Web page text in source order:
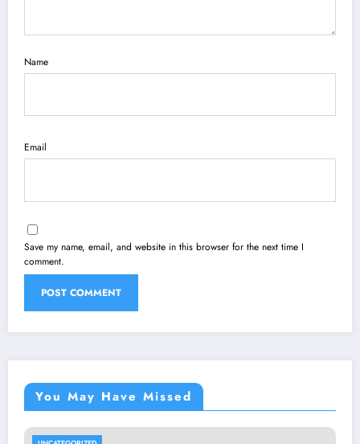
Name
Email
Save my name, email, and website in this browser for the next time I
comment.
You May Have Missed